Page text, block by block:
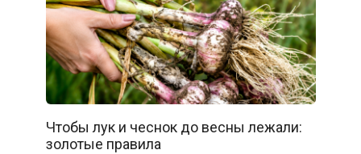
Чтобы лук и чеснок до весны лежали:
золотые правила